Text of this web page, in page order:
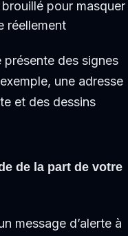
pour masquer
réellement
présente des signes
une adresse
et des dessins
de la part de votre
message d’alerte à